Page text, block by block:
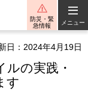
防災・緊
急情報
メニュー
日：2024年4月19日
の実践・
す